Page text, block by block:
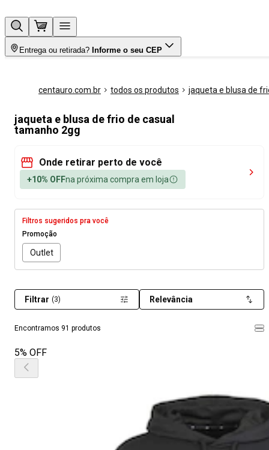
Entrega ou retirada? Informe o seu CEP
centauro.com.br todos os produtos jaqueta e blusa de
jaqueta e blusa de frio de casual
tamanho 2gg
Onde retirar perto de você
+10% OFFna próxima compra em loja
Filtros sugeridos pra você
Promoção
Outlet
Encontramos 91 produtos
Filtrar (3) Relevância
5% OFF